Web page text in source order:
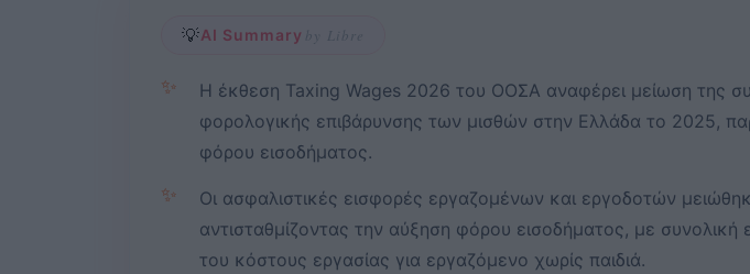
💡AI Summary by Libre
✨
Η έκθεση Taxing Wages 2026 του ΟΟΣΑ αναφέρει μείωση της
φορολογικής επιβάρυνσης των μισθών στην Ελλάδα το 2025,
φόρου εισοδήματος.
✨
Οι ασφαλιστικές εισφορές εργαζομένων και εργοδοτών
αντισταθμίζοντας την αύξηση φόρου εισοδήματος, με συνολική
του κόστους εργασίας για εργαζόμενο χωρίς παιδιά.